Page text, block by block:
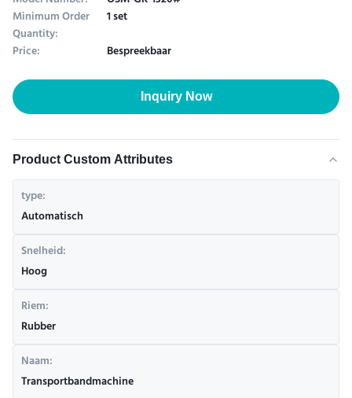
Minimum Order
Quantity:
1 set
Price:
Bespreekbaar
Inquiry Now
Product Custom Attributes
type:
Automatisch
Snelheid:
Hoog
Riem:
Rubber
Naam:
Transportbandmachine